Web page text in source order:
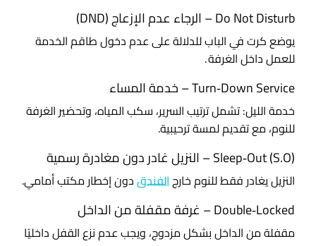
Do Not Disturb – الرجاء عدم الإزعاج (DND)
يوضع كرت في الباب للدلالة على عدم دخول طاقم الخدمة
للعمل داخل الغرفة .
Turn‑Down Service – خدمة المساء
خدمة الليل: تشمل ترتيب السرير، سكب المياه، وتحضير الغرفة
للنوم، مع تقديم لمسة ترحيبية.
Sleep‑Out (S.O) – النزيل غادر دون مغادرة رسمية
النزيل يغادر فقط للنوم خارجالفندقدون إخطار مكتب أمامي.
Double‑Locked – غرفة مقفلة من الداخل
مقفلة من الداخل بشكل مزدوج، ويجب عدم نزع القفل داخليًا